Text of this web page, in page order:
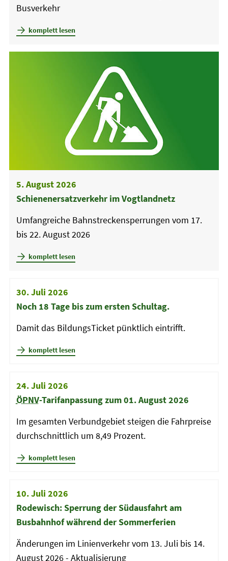
Busverkehr
komplett lesen
Schienenersatzverkehr im Vogtlandnetz
5. August 2026
Umfangreiche Bahnstreckensperrungen vom 17.
bis 22. August 2026
komplett lesen
Meldungen
Noch 18 Tage bis zum ersten Schultag.
30. Juli 2026
Damit das BildungsTicket pünktlich eintrifft.
komplett lesen
ÖPNV-Tarifanpassung zum 01. August 2026
24. Juli 2026
Im gesamten Verbundgebiet steigen die Fahrpreise
durchschnittlich um 8,49 Prozent.
komplett lesen
Rodewisch: Sperrung der Südausfahrt am
Busbahnhof während der Sommerferien
10. Juli 2026
Änderungen im Linienverkehr vom 13. Juli bis 14.
August 2026 - Aktualisierung